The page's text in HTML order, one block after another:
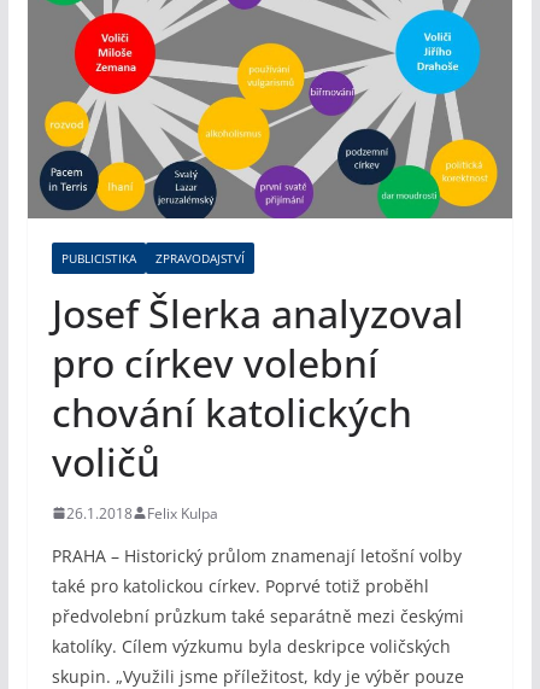
PUBLICISTIKA ZPRAVODAJSTVÍ
Josef Šlerka analyzoval
pro církev volební
chování katolických
voličů
26.1.2018 Felix Kulpa
PRAHA – Historický průlom znamenají letošní volby
také pro katolickou církev. Poprvé totiž proběhl
předvolební průzkum také separátně mezi českými
katolíky. Cílem výzkumu byla deskripce voličských
skupin. „Využili jsme příležitost, kdy je výběr pouze